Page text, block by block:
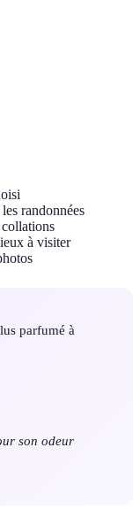
randonnées
à visiter
parfumé à
son odeur